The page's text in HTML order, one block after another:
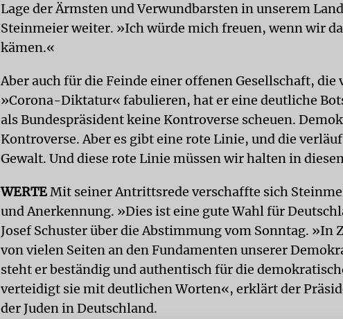
Lage der Ärmsten und Verwundbarsten in unserem
Steinmeier weiter. »Ich würde mich freuen, wenn wir
kämen.«
Aber auch für die Feinde einer offenen Gesellschaft, die
»Corona-Diktatur« fabulieren, hat er eine deutliche
als Bundespräsident keine Kontroverse scheuen.
Kontroverse. Aber es gibt eine rote Linie, und die
Gewalt. Und diese rote Linie müssen wir halten in
WERTEMit seiner Antrittsrede verschaffte sich
und Anerkennung. »Dies ist eine gute Wahl für
Josef Schuster über die Abstimmung vom Sonntag. »In
von vielen Seiten an den Fundamenten unserer
steht er beständig und authentisch für die
verteidigt sie mit deutlichen Worten«, erklärt der
der Juden in Deutschland.